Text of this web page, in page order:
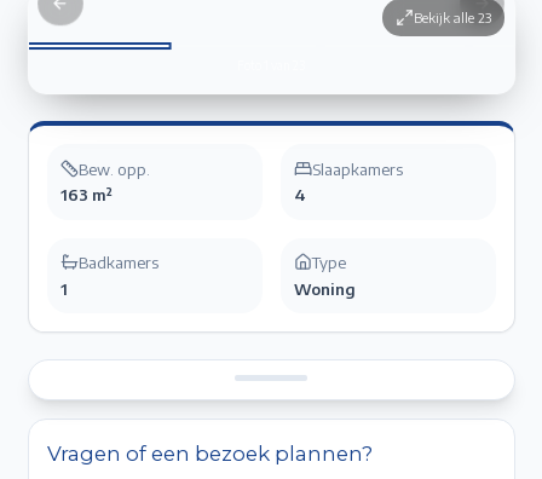
Previous slide Next
Bekijk alle 23
Bew. opp.
163 m²
Slaapkamers
4
Badkamers
1
Type
Woning
Vragen of een bezoek plannen?